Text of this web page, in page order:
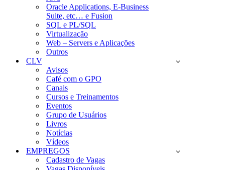
Oracle Applications, E-Business
Suite, etc… e Fusion
SQL e PL/SQL
Virtualização
Web – Servers e Aplicações
Outros
CLV
Avisos
Café com o GPO
Canais
Cursos e Treinamentos
Eventos
Grupo de Usuários
Livros
Notícias
Vídeos
EMPREGOS
Cadastro de Vagas